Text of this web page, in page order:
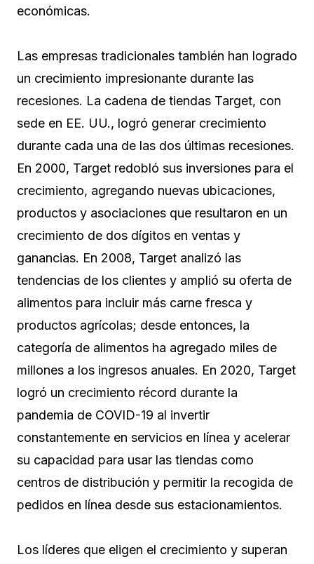
económicas.
Las empresas tradicionales también han logrado
un crecimiento impresionante durante las
recesiones. La cadena de tiendas Target, con
sede en EE. UU., logró generar crecimiento
durante cada una de las dos últimas recesiones.
En 2000, Target redobló sus inversiones para el
crecimiento, agregando nuevas ubicaciones,
productos y asociaciones que resultaron en un
crecimiento de dos dígitos en ventas y
ganancias. En 2008, Target analizó las
tendencias de los clientes y amplió su oferta de
alimentos para incluir más carne fresca y
productos agrícolas; desde entonces, la
categoría de alimentos ha agregado miles de
millones a los ingresos anuales. En 2020, Target
logró un crecimiento récord durante la
pandemia de COVID-19 al invertir
constantemente en servicios en línea y acelerar
su capacidad para usar las tiendas como
centros de distribución y permitir la recogida de
pedidos en línea desde sus estacionamientos.
Los líderes que eligen el crecimiento y superan